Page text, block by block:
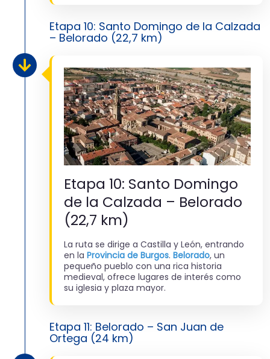
Etapa 10: Santo Domingo de la Calzada
– Belorado (22,7 km)
Etapa 10: Santo Domingo
de la Calzada – Belorado
(22,7 km)
La ruta se dirige a Castilla y León, entrando
en la Provincia de Burgos. Belorado, un
pequeño pueblo con una rica historia
medieval, ofrece lugares de interés como
su iglesia y plaza mayor.
Etapa 11: Belorado – San Juan de
Ortega (24 km)